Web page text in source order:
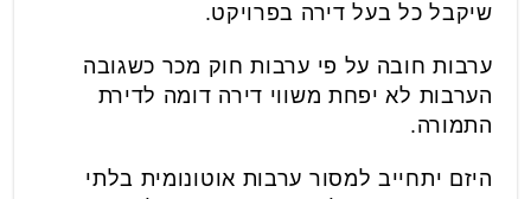
שיקבל כל בעל דירה בפרויקט.
ערבות חובה על פי ערבות חוק מכר כשגובה
הערבות לא יפחת משווי דירה דומה לדירת
התמורה.
היזם יתחייב למסור ערבות אוטונומית בלתי